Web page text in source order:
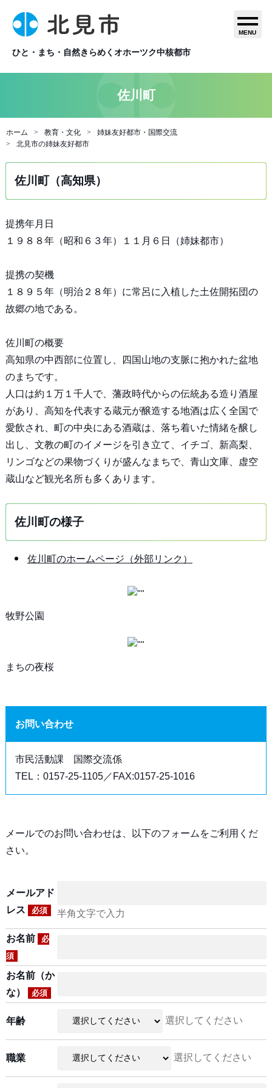
ひと・まち・自然きらめくオホーツク中核都市
MENU
佐川町
ホーム 教育・文化
姉妹友好都市・国際交流
北見市の姉妹友好都市
佐川町（高知県）
提携年月日
１９８８年（昭和６３年）１１月６日（姉妹都市）
提携の契機
１８９５年（明治２８年）に常呂に入植した土佐開拓団の
故郷の地である。
佐川町の概要
高知県の中西部に位置し、四国山地の支脈に抱かれた盆地
のまちです。
人口は約１万１千人で、藩政時代からの伝統ある造り酒屋
があり、高知を代表する蔵元が醸造する地酒は広く全国で
愛飲され、町の中央にある酒蔵は、落ち着いた情緒を醸し
出し、文教の町のイメージを引き立て、イチゴ、新高梨、
リンゴなどの果物づくりが盛んなまちで、青山文庫、虚空
蔵山など観光名所も多くあります。
佐川町の様子
佐川町のホームページ（外部リンク）
牧野公園
まちの夜桜
お問い合わせ
市民活動課 国際交流係
TEL：0157-25-1105／FAX:0157-25-1016
メールでのお問い合わせは、以下のフォームをご利用くだ
さい。
メールアド
レス
必須 半角文字で入力
お名前
必
須
お名前（か
な）
必須
年齢 選択してください
職業 選択してください